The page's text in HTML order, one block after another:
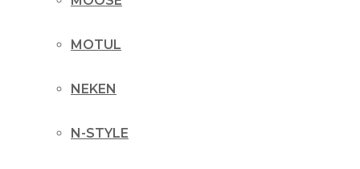
MOTUL
NEKEN
N-STYLE